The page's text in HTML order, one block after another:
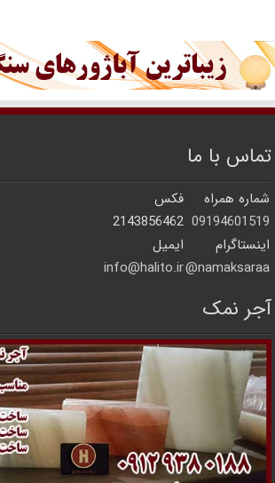
تماس با ما
شماره همراه
فکس
09194601519
2143856462
اینستاگرام
ایمیل
namaksaraa@
info@halito.ir
آجر نمک